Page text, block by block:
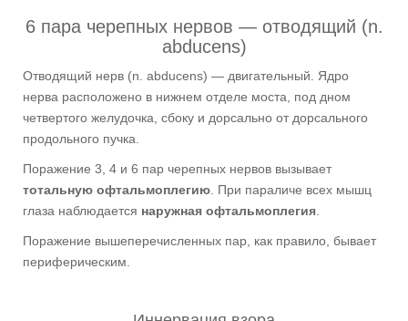
6 пара черепных нервов — отводящий (n.
abducens)
Отводящий нерв (n. abducens) — двигательный. Ядро
нерва расположено в нижнем отделе моста, под дном
четвертого желудочка, сбоку и дорсально от дорсального
продольного пучка.
Поражение 3, 4 и 6 пар черепных нервов вызывает
тотальную офтальмоплегию . При параличе всех мышц
глаза наблюдается наружная офтальмоплегия
Поражение вышеперечисленных пар, как правило, бывает
периферическим.